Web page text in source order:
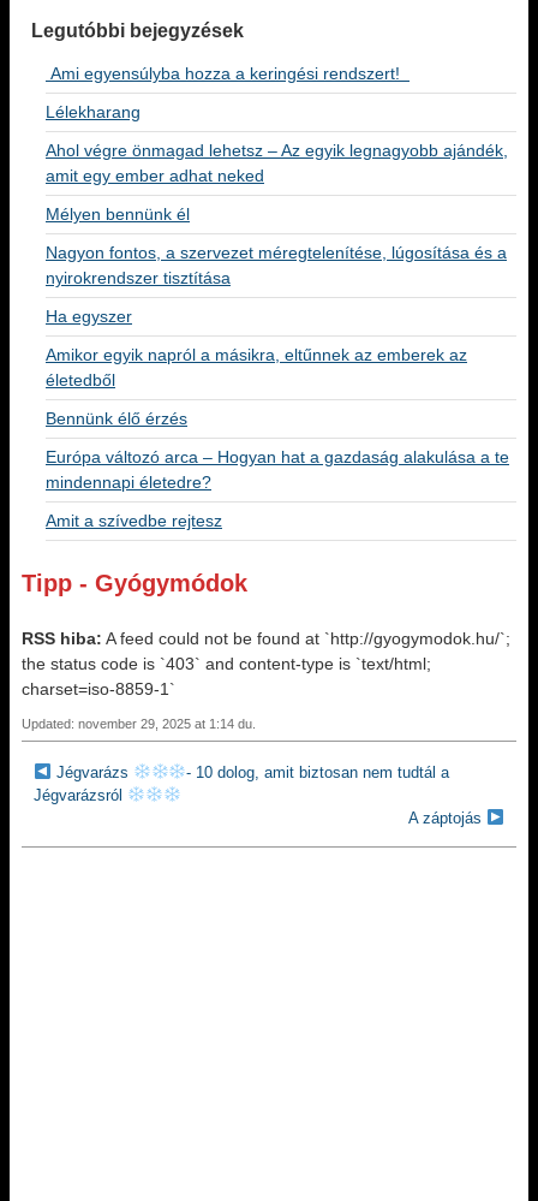
Legutóbbi bejegyzések
Ami egyensúlyba hozza a keringési rendszert!
Lélekharang
Ahol végre önmagad lehetsz – Az egyik legnagyobb ajándék,
amit egy ember adhat neked
Mélyen bennünk él
Nagyon fontos, a szervezet méregtelenítése, lúgosítása és a
nyirokrendszer tisztítása
Ha egyszer
Amikor egyik napról a másikra, eltűnnek az emberek az
életedből
Bennünk élő érzés
Európa változó arca – Hogyan hat a gazdaság alakulása a te
mindennapi életedre?
Amit a szívedbe rejtesz
Tipp - Gyógymódok
RSS hiba: A feed could not be found at `http://gyogymodok.hu/`;
the status code is `403` and content-type is `text/html;
charset=iso-8859-1`
Updated: november 29, 2025 at 1:14 du.
Jégvarázs
- 10 dolog, amit biztosan nem tudtál a
Jégvarázsról
A záptojás